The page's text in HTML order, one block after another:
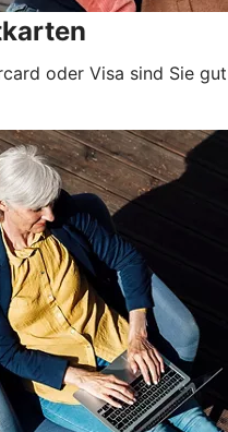
oder Visa sind Sie gut